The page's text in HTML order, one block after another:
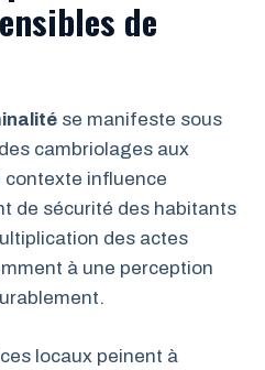
de
se manifeste sous
cambriolages aux
contexte influence
de sécurité des habitants
des actes
à une perception
locaux peinent à